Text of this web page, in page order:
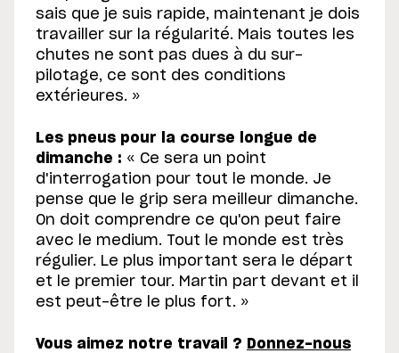
sais que je suis rapide, maintenant je dois
travailler sur la régularité. Mais toutes les
chutes ne sont pas dues à du sur-
pilotage, ce sont des conditions
extérieures. »
Les pneus pour la course longue de
dimanche : « Ce sera un point
d'interrogation pour tout le monde. Je
pense que le grip sera meilleur dimanche.
On doit comprendre ce qu'on peut faire
avec le medium. Tout le monde est très
régulier. Le plus important sera le départ
et le premier tour. Martin part devant et il
est peut-être le plus fort. »
Vous aimez notre travail ? Donnez-nous